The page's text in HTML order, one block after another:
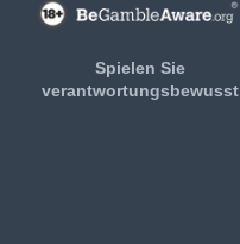
Spielen Sie
verantwortungsbewusst